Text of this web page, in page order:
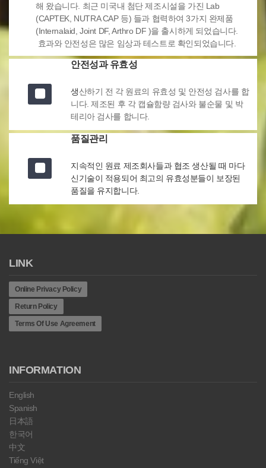
해 왔습니다. 최근 미국내 첨단 제조시설을 가진 Lab
(CAPTEK, NUTRA CAP 등) 들과 협력하여 3가지 완제품
(Internalaid, Joint DF, Arthro DF )을 출시하게 되었습니다.
효과와 안전성은 많은 임상과 테스트로 확인되었습니다.
안전성과 유효성
생산하기 전 각 원료의 유효성 및 안전성 검사를 합
니다. 제조된 후 각 캡슐함량 검사와 불순물 및 박
테리아 검사를 합니다.
품질관리
지속적인 원료 제조회사들과 협조 생산될 때 마다
신기술이 적용되어 최고의 유효성분들이 보장된
품질을 유지합니다.
LINK
Online Privacy Policy
Return Policy
Terms Of Use Agreement
INFORMATION
English
Spanish
日本語
한국어
中文
Tiếng Việt